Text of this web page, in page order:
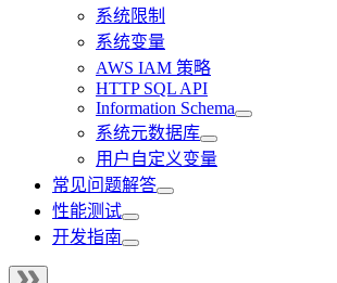
系统限制
系统变量
AWS IAM 策略
HTTP SQL API
Information Schema
系统元数据库
用户自定义变量
常见问题解答
性能测试
开发指南